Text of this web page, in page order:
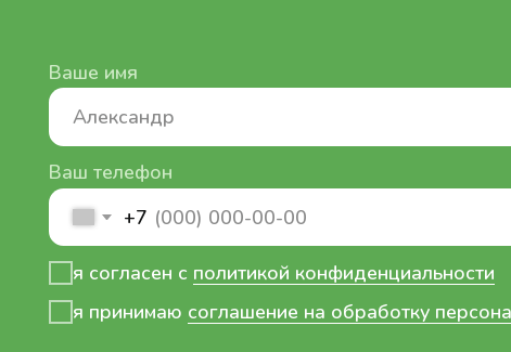
2025 © ООО «ТОКРА»
ИНН 7900007241 / ОГРН 1257900000313
Номер телефона
+7 (924) 747-07-44